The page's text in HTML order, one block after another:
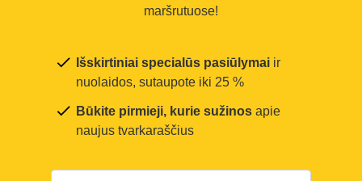
maršrutuose!
Išskirtiniai specialūs pasiūlymai ir
nuolaidos, sutaupote iki 25 %
Būkite pirmieji, kurie sužinos apie
naujus tvarkaraščius